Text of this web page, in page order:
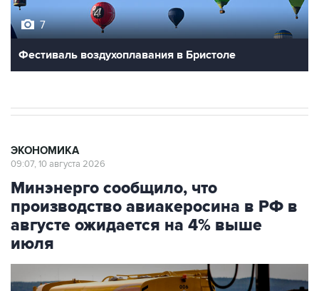
7
Фестиваль воздухоплавания в Бристоле
ЭКОНОМИКА
09:07, 10 августа 2026
Минэнерго сообщило, что
производство авиакеросина в РФ в
августе ожидается на 4% выше
июля